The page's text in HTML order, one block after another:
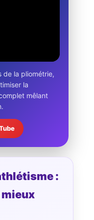
de la pliométrie,
la
mêlant
: